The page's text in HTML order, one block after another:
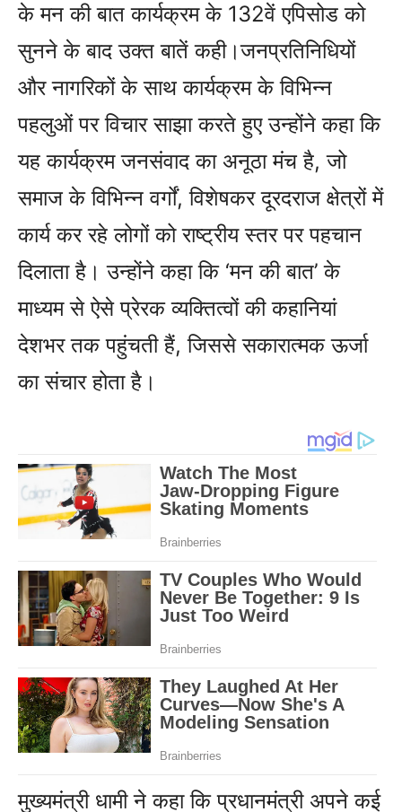
के मन की बात कार्यक्रम के 132वें एपिसोड को
सुनने के बाद उक्त बातें कही।जनप्रतिनिधियों
और नागरिकों के साथ कार्यक्रम के विभिन्न
पहलुओं पर विचार साझा करते हुए उन्होंने कहा कि
यह कार्यक्रम जनसंवाद का अनूठा मंच है, जो
समाज के विभिन्न वर्गों, विशेषकर दूरदराज क्षेत्रों में
कार्य कर रहे लोगों को राष्ट्रीय स्तर पर पहचान
दिलाता है। उन्होंने कहा कि ‘मन की बात’ के
माध्यम से ऐसे प्रेरक व्यक्तित्वों की कहानियां
देशभर तक पहुंचती हैं, जिससे सकारात्मक ऊर्जा
का संचार होता है।
मुख्यमंत्री धामी ने कहा कि प्रधानमंत्री अपने कई